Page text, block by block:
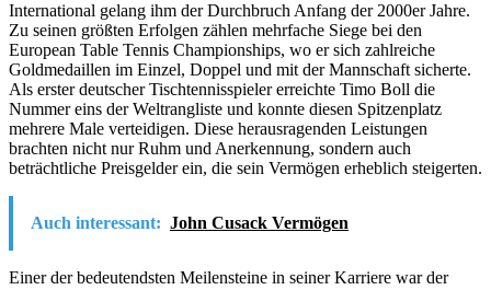
International gelang ihm der Durchbruch Anfang der 2000er Jahre.
Zu seinen größten Erfolgen zählen mehrfache Siege bei den
European Table Tennis Championships, wo er sich zahlreiche
Goldmedaillen im Einzel, Doppel und mit der Mannschaft sicherte.
Als erster deutscher Tischtennisspieler erreichte Timo Boll die
Nummer eins der Weltrangliste und konnte diesen Spitzenplatz
mehrere Male verteidigen. Diese herausragenden Leistungen
brachten nicht nur Ruhm und Anerkennung, sondern auch
beträchtliche Preisgelder ein, die sein Vermögen erheblich steigerten.
Auch interessant: John Cusack Vermögen
Einer der bedeutendsten Meilensteine in seiner Karriere war der